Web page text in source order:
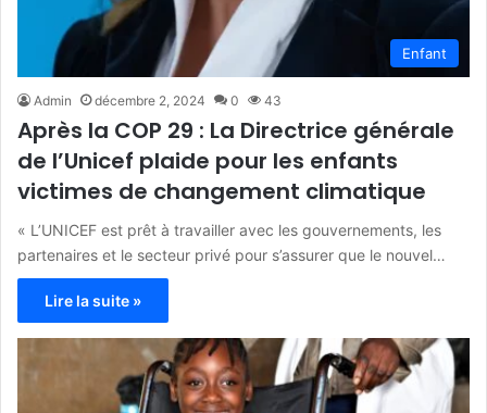
Enfant
Admin décembre 2, 2024 0 43
Après la COP 29 : La Directrice générale
de l’Unicef plaide pour les enfants
victimes de changement climatique
« L’UNICEF est prêt à travailler avec les gouvernements, les
partenaires et le secteur privé pour s’assurer que le nouvel…
Lire la suite »